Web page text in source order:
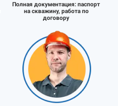
Полная документация: паспорт
на скважину, работа по
договору